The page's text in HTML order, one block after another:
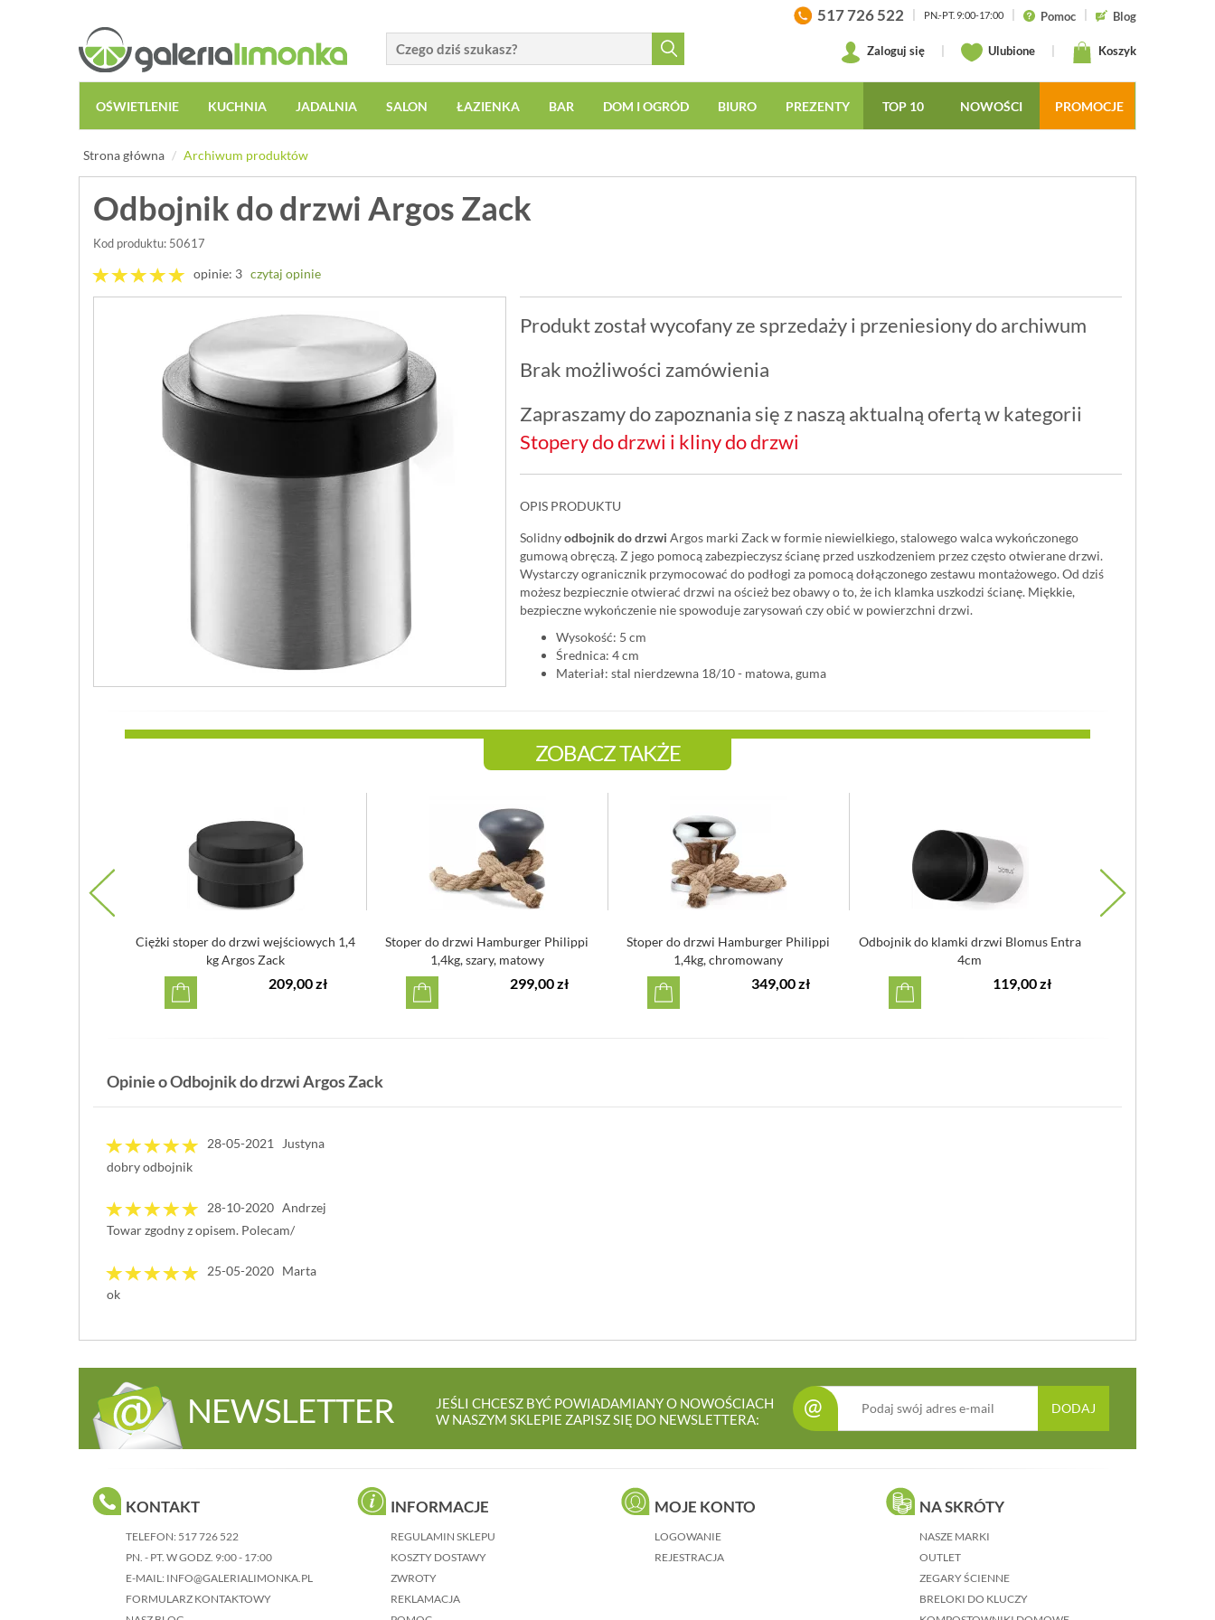
517 726 522 PN.-PT. 9:00-17:00 Pomoc Blog
Zaloguj się Ulubione Koszyk
OŚWIETLENIE KUCHNIA JADALNIA SALON ŁAZIENKA BAR DOM I OGRÓD BIURO PREZENTY TOP 10 NOWOŚCI PROMOCJE
Strona główna Archiwum produktów
Odbojnik do drzwi Argos Zack
Kod produktu: 50617
opinie: 3 czytaj opinie
Produkt został wycofany ze sprzedaży i przeniesiony do archiwum
Brak możliwości zamówienia
Zapraszamy do zapoznania się z naszą aktualną ofertą w kategorii
Stopery do drzwi i kliny do drzwi
OPIS PRODUKTU
Solidnyodbojnik do drzwi Argos marki Zack w formie niewielkiego, stalowego walca wykończonego
gumową obręczą. Z jego pomocą zabezpieczysz ścianę przed uszkodzeniem przez często otwierane drzwi.
Wystarczy ogranicznik przymocować do podłogi za pomocą dołączonego zestawu montażowego. Od dziś
możesz bezpiecznie otwierać drzwi na oścież bez obawy o to, że ich klamka uszkodzi ścianę. Miękkie,
bezpieczne wykończenie nie spowoduje zarysowań czy obić w powierzchni drzwi.
Wysokość: 5 cm
Średnica: 4 cm
Materiał: stal nierdzewna 18/10 - matowa, guma
ZOBACZ TAKŻE
Ciężki stoper do drzwi wejściowych 1,4
kg Argos Zack
209,00 zł
Stoper do drzwi Hamburger Philippi
1,4kg, szary, matowy
299,00 zł
Stoper do drzwi Hamburger Philippi
1,4kg, chromowany
349,00 zł
Odbojnik do klamki drzwi Blomus Entra
4cm
119,00 zł
Opinie o Odbojnik do drzwi Argos Zack
28-05-2021 Justyna
dobry odbojnik
28-10-2020 Andrzej
Towar zgodny z opisem. Polecam/
25-05-2020 Marta
ok
NEWSLETTER
JEŚLI CHCESZ BYĆ POWIADAMIANY O NOWOŚCIACH
W NASZYM SKLEPIE ZAPISZ SIĘ DO NEWSLETTERA:
@ DODAJ
KONTAKT
TELEFON: 517 726 522
PN. - PT. W GODZ. 9:00 - 17:00
E-MAIL: INFO@GALERIALIMONKA.PL
FORMULARZ KONTAKTOWY
INFORMACJE
REGULAMIN SKLEPU
KOSZTY DOSTAWY
ZWROTY
REKLAMACJA
MOJE KONTO
LOGOWANIE
REJESTRACJA
NA SKRÓTY
NASZE MARKI
OUTLET
ZEGARY ŚCIENNE
BRELOKI DO KLUCZY